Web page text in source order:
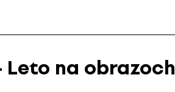
Leto na obrazoch